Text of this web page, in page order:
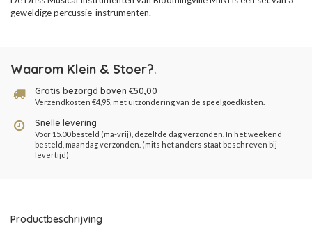
geweldige percussie-instrumenten.
Waarom Klein & Stoer?.
Gratis bezorgd boven €50,00
Verzendkosten €4,95, met uitzondering van de speelgoedkisten.
Snelle levering
Voor 15.00 besteld (ma-vrij), dezelfde dag verzonden. In het weekend
besteld, maandag verzonden. (mits het anders staat beschreven bij
levertijd)
Productbeschrijving